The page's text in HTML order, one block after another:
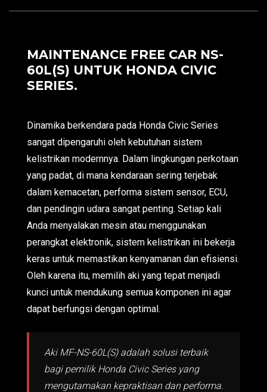
MAINTENANCE FREE CAR NS-
60L(S) UNTUK HONDA CIVIC
SERIES.
Dinamika berkendara pada Honda Civic Series
sangat dipengaruhi oleh kebutuhan sistem
kelistrikan modernnya. Dalam lingkungan perkotaan
yang padat, di mana kendaraan sering terjebak
dalam kemacetan, performa sistem sensor, ECU,
dan pendingin udara sangat penting. Setiap kali
Anda menyalakan mesin atau menggunakan
perangkat elektronik, sistem kelistrikan ini bekerja
keras untuk memastikan kenyamanan dan efisiensi.
Oleh karena itu, memilih aki yang tepat menjadi
kunci untuk mendukung semua komponen ini agar
dapat berfungsi dengan optimal.
Aki MF-NS-60L(S) adalah solusi terbaik
bagi pemilik Honda Civic Series yang
mengutamakan kepraktisan dan performa.